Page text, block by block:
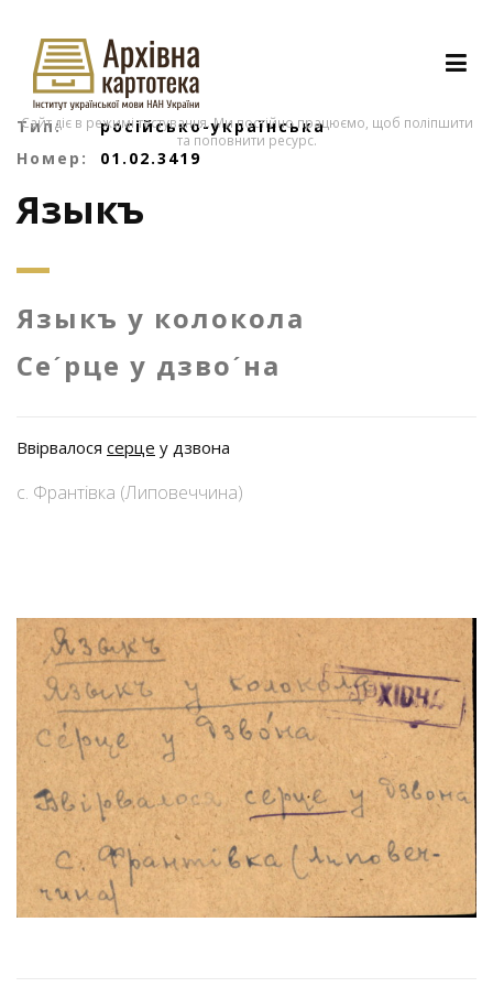
Сайт діє в режимі тестування. Ми постійно працюємо, щоб поліпшити
та поповнити ресурс.
Тип:
російсько-українська
Номер:
01.02.3419
Языкъ
Языкъ у колокола
Сеˊрце у дзвоˊна
Ввірвалося серце у дзвона
с. Франтівка (Липовеччина)